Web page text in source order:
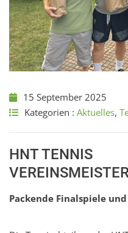
15 September 2025
Kategorien : Aktuelles,
HNT TENNIS
Packende Finalspiele